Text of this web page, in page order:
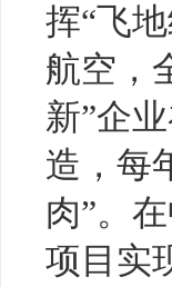
挥“飞
航空，
新”企
造，每
肉”。
项目实